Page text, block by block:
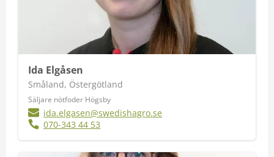
Ida Elgåsen
Småland, Östergötland
Säljare nötfoder Högsby
ida.elgasen@swedishagro.se
070-343 44 53